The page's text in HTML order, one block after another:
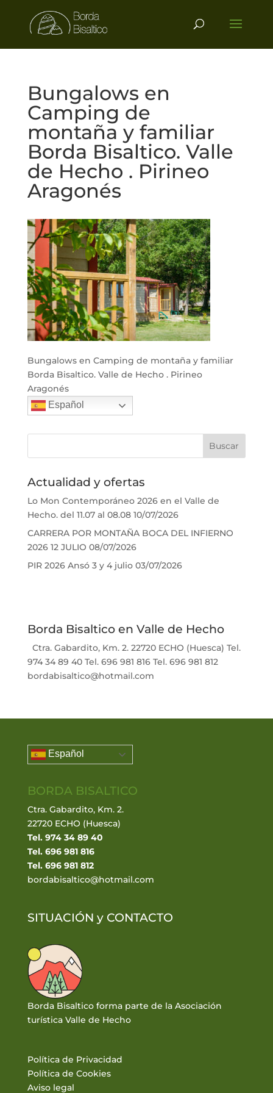
Bungalows en
Camping de
montaña y familiar
Borda Bisaltico. Valle
de Hecho . Pirineo
Aragonés
Bungalows en Camping de montaña y familiar
Borda Bisaltico. Valle de Hecho . Pirineo
Aragonés
Español
Actualidad y ofertas
Lo Mon Contemporáneo 2026 en el Valle de
Hecho. del 11.07 al 08.08 10/07/2026
CARRERA POR MONTAÑA BOCA DEL INFIERNO
2026 12 JULIO 08/07/2026
PIR 2026 Ansó 3 y 4 julio 03/07/2026
Borda Bisaltico en Valle de Hecho
Ctra. Gabardito, Km. 2. 22720 ECHO (Huesca) Tel.
974 34 89 40 Tel. 696 981 816 Tel. 696 981 812
bordabisaltico@hotmail.com
Español
BORDA BISALTICO
Ctra. Gabardito, Km. 2.
22720 ECHO (Huesca)
Tel. 974 34 89 40
Tel. 696 981 816
Tel. 696 981 812
bordabisaltico@hotmail.com
SITUACIÓN y CONTACTO
Borda Bisaltico forma parte de la Asociación
turística Valle de Hecho
Política de Privacidad
Política de Cookies
Aviso legal